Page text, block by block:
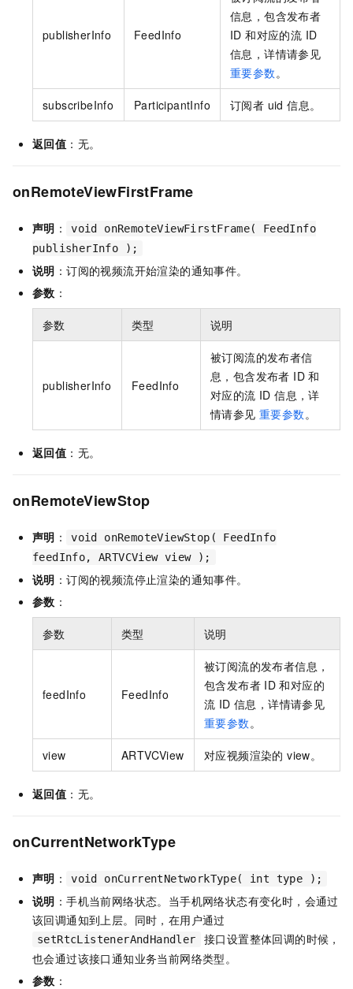
publisherInfo FeedInfo
信息，包含发布者
ID 和对应的流 ID
信息，详情请参见
重要参数 。
subscribeInfo ParticipantInfo 订阅者 uid 信息。
返回值 ：无。
onRemoteViewFirstFrame
声明 ：
void onRemoteViewFirstFrame( FeedInfo
publisherInfo );
说明 ：订阅的视频流开始渲染的通知事件。
参数 ：
参数 类型 说明
publisherInfo FeedInfo
被订阅流的发布者信
息，包含发布者 ID 和
对应的流 ID 信息，详
情请参见 重要参数 。
返回值 ：无。
onRemoteViewStop
声明 ：
void onRemoteViewStop( FeedInfo
feedInfo, ARTVCView view );
说明 ：订阅的视频流停止渲染的通知事件。
参数 ：
参数 类型 说明
feedInfo FeedInfo
被订阅流的发布者信息，
包含发布者 ID 和对应的
流 ID 信息，详情请参见
重要参数 。
view ARTVCView 对应视频渲染的 view。
返回值 ：无。
onCurrentNetworkType
声明 ： void onCurrentNetworkType( int type );
说明 ：手机当前网络状态。当手机网络状态有变化时，会通过
该回调通知到上层。同时，在用户通过
setRtcListenerAndHandler
接口设置整体回调的时候，
也会通过该接口通知业务当前网络类型。
参数 ：